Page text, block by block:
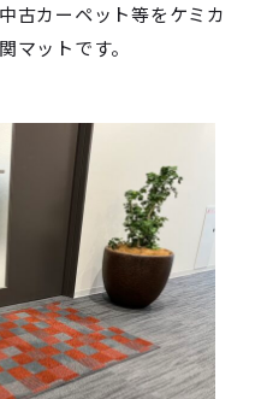
古カーペット等をケミカ
マットです。